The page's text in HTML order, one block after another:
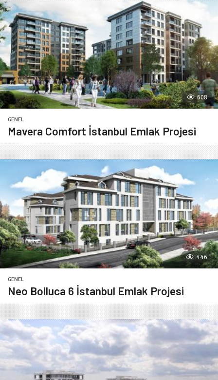
608
GENEL
Mavera Comfort İstanbul Emlak Projesi
446
GENEL
Neo Bolluca 6 İstanbul Emlak Projesi